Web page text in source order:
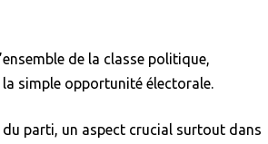
de la classe politique,
la simple opportunité électorale.
parti, un aspect crucial surtout dans